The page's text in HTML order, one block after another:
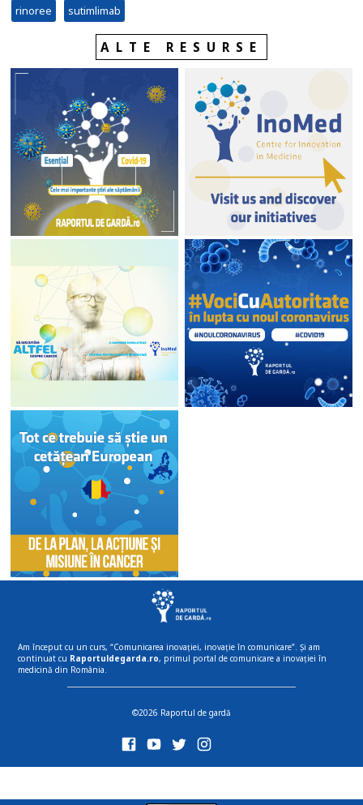
rinoree sutimlimab
ALTE RESURSE
Am început cu un curs, “Comunicarea inovației, inovație în comunicare”. Și am
continuat cu Raportuldegarda.ro, primul portal de comunicare a inovației în
medicină din România.
©2026 Raportul de gardă